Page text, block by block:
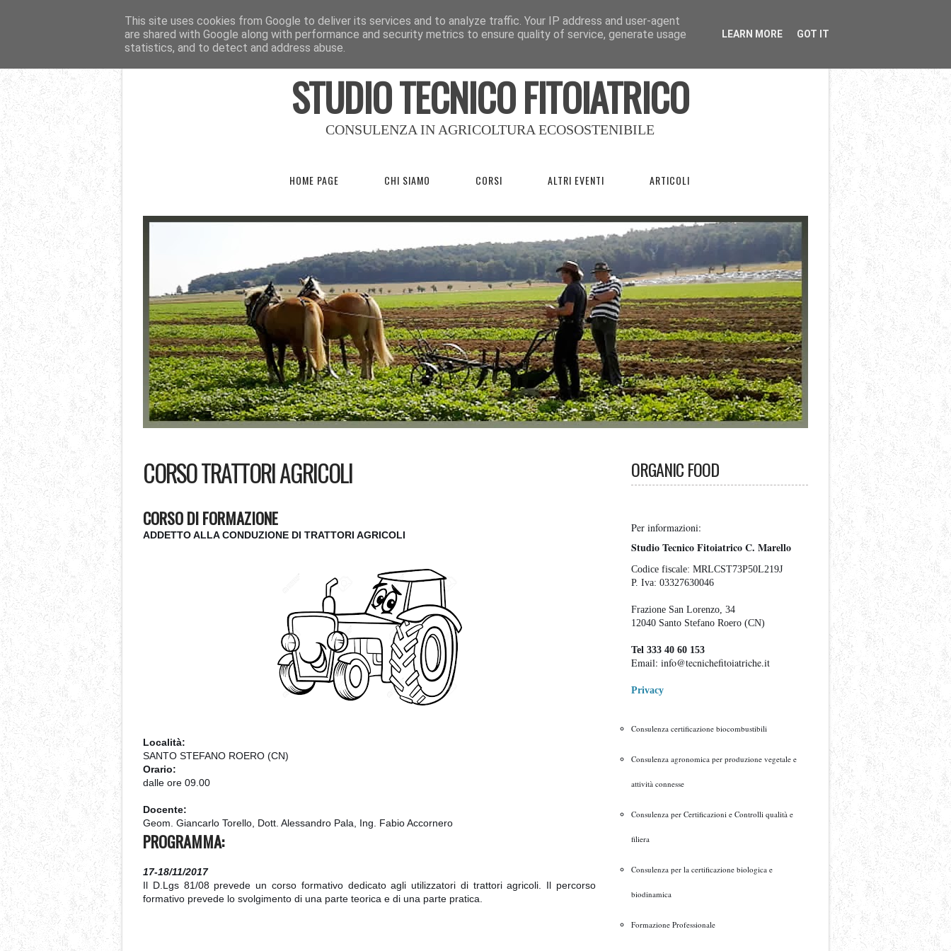
STUDIO TECNICO FITOIATRICO
CONSULENZA IN AGRICOLTURA ECOSOSTENIBILE
HOME PAGE CHI SIAMO CORSI ALTRI EVENTI ARTICOLI
CORSO TRATTORI AGRICOLI
CORSO DI FORMAZIONE
ADDETTO ALLA CONDUZIONE DI TRATTORI AGRICOLI
Località:
SANTO STEFANO ROERO (CN)
Orario:
dalle ore 09.00
Docente:
Geom. Giancarlo Torello, Dott. Alessandro Pala, Ing. Fabio Accornero
PROGRAMMA:
17-18/11/2017
Il D.Lgs 81/08 prevede un corso formativo dedicato agli utilizzatori di trattori agricoli. Il percorso
formativo prevede lo svolgimento di una parte teorica e di una parte pratica.
ORGANIC FOOD
Per informazioni:
Studio Tecnico Fitoiatrico C. Marello
Codice fiscale: MRLCST73P50L219J
P. Iva: 03327630046
Frazione San Lorenzo, 34
12040 Santo Stefano Roero (CN)
Tel 333 40 60 153
Email: info@tecnichefitoiatriche.it
Privacy
Consulenza certificazione biocombustibili
Consulenza agronomica per produzione vegetale e
attività connesse
Consulenza per Certificazioni e Controlli qualità e
filiera
Consulenza per la certificazione biologica e
biodinamica
Formazione Professionale
This site uses cookies from Google to deliver its services and to analyze traffic. Your IP address and user-agent
are shared with Google along with performance and security metrics to ensure quality of service, generate usage
statistics, and to detect and address abuse.
LEARN MORE GOT IT